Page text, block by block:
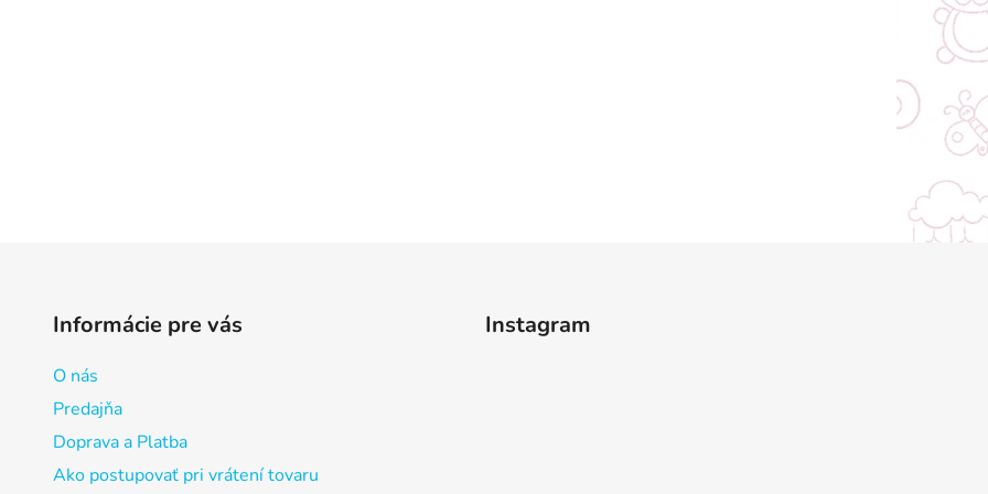
Informácie pre vás
O nás
Predajňa
Doprava a Platba
Ako postupovať pri vrátení tovaru
Instagram